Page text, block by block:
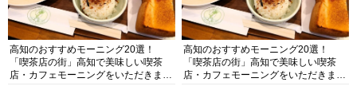
高知のおすすめモーニング20選！
「喫茶店の街」高知で美味しい喫茶
店・カフェモーニングをいただきま
高知のおすすめモーニング20選！
「喫茶店の街」高知で美味しい喫茶
店・カフェモーニングをいただきま